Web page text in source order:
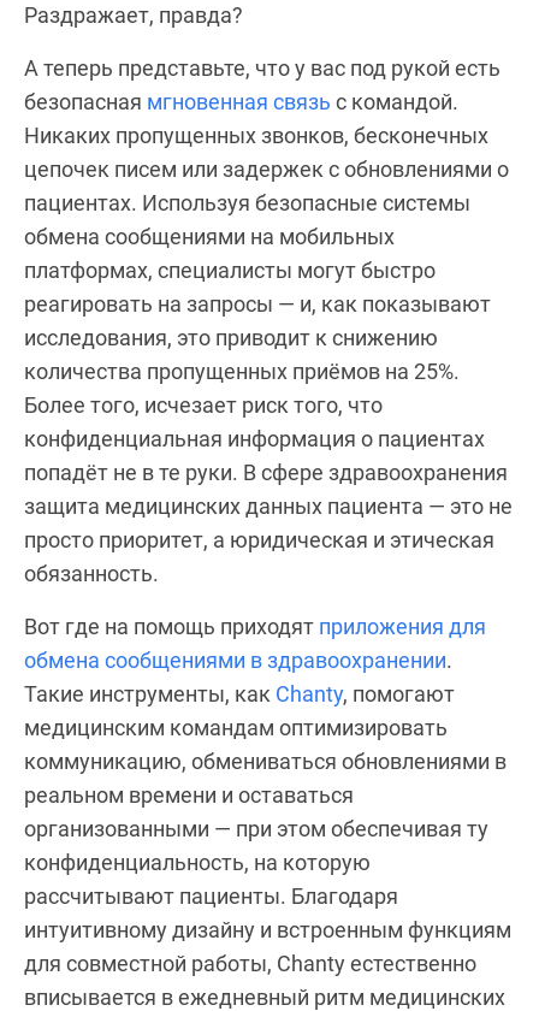
Раздражает, правда?
А теперь представьте, что у вас под рукой есть
безопасная мгновенная связь с командой.
Никаких пропущенных звонков, бесконечных
цепочек писем или задержек с обновлениями о
пациентах. Используя безопасные системы
обмена сообщениями на мобильных
платформах, специалисты могут быстро
реагировать на запросы — и, как показывают
исследования, это приводит к снижению
количества пропущенных приёмов на 25%.
Более того, исчезает риск того, что
конфиденциальная информация о пациентах
попадёт не в те руки. В сфере здравоохранения
защита медицинских данных пациента — это не
просто приоритет, а юридическая и этическая
обязанность.
Вот где на помощь приходят приложения для
обмена сообщениями в здравоохранении.
Такие инструменты, как Chanty, помогают
медицинским командам оптимизировать
коммуникацию, обмениваться обновлениями в
реальном времени и оставаться
организованными — при этом обеспечивая ту
конфиденциальность, на которую
рассчитывают пациенты. Благодаря
интуитивному дизайну и встроенным функциям
для совместной работы, Chanty естественно
вписывается в ежедневный ритм медицинских